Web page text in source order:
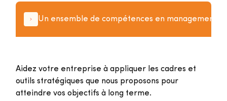
Un ensemble de compétences en management
Aidez votre entreprise à appliquer les cadres et
outils stratégiques que nous proposons pour
atteindre vos objectifs à long terme.